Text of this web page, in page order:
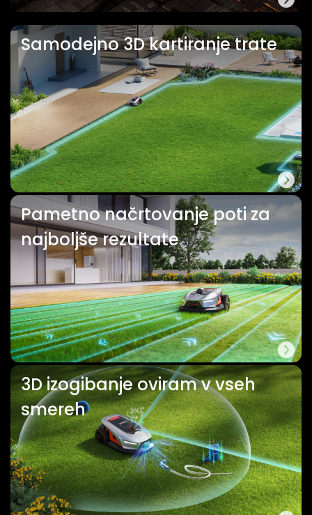
Samodejno 3D kartiranje trate
Pametno načrtovanje poti za
najboljše rezultate
3D izogibanje oviram v vseh
smereh